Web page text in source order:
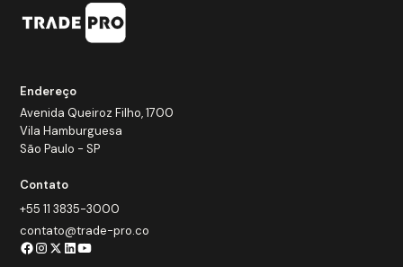
Endereço
Avenida Queiroz Filho, 1700
Vila Hamburguesa
São Paulo - SP
Contato
+55 11 3835-3000
contato@trade-pro.co